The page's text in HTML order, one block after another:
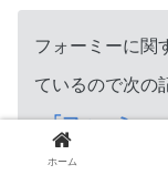
フォーミーに関
ているので次の
»「フォーミー
円？口コミを調
ホーム